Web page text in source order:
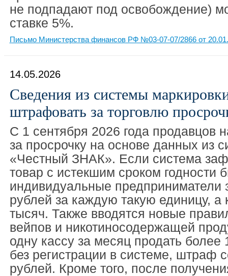
не подпадают под освобождение)
ставке 5%.
Письмо Министерства финансов РФ №03-07-07/2866 от
14.05.2026
Сведения из системы
штрафовать за торговлю
С 1 сентября 2026 года продавцов
за просрочку на основе данных из
«Честный ЗНАК». Если система
товар с истекшим сроком годности
индивидуальные предприниматели
рублей за каждую такую единицу,
тысяч. Также вводятся новые
вейпов и никотиносодержащей
одну кассу за месяц продать более
без регистрации в системе, штраф
рублей. Кроме того, после